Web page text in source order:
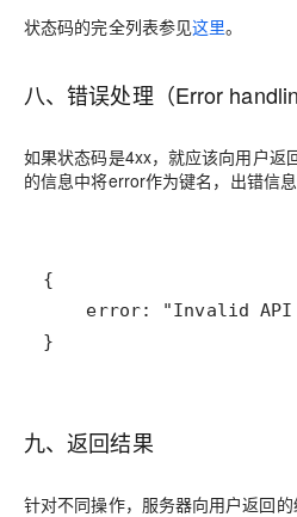
状态码的完全列表参见这里。
八、错误处理（Error
如果状态码是4xx，就应该向用户返
的信息中将error作为键名，出错信息
}
九、返回结果
针对不同操作，服务器向用户返回的